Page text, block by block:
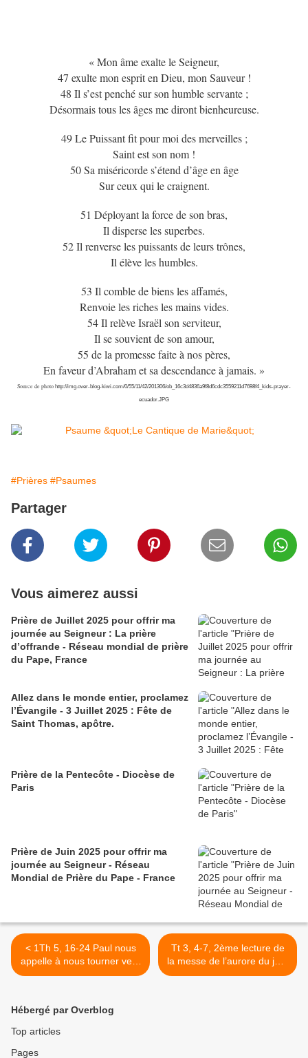
« Mon âme exalte le Seigneur,
47 exulte mon esprit en Dieu, mon Sauveur !
48 Il s’est penché sur son humble servante ;
Désormais tous les âges me diront bienheureuse.
49 Le Puissant fit pour moi des merveilles ;
Saint est son nom !
50 Sa miséricorde s’étend d’âge en âge
Sur ceux qui le craignent.
51 Déployant la force de son bras,
Il disperse les superbes.
52 Il renverse les puissants de leurs trônes,
Il élève les humbles.
53 Il comble de biens les affamés,
Renvoie les riches les mains vides.
54 Il relève Israël son serviteur,
Il se souvient de son amour,
55 de la promesse faite à nos pères,
En faveur d’Abraham et sa descendance à jamais. »
Source de photo http://img.over-blog-kiwi.com/0/55/11/42/201306/ob_16c3d4836a9f8d6cdc3559211d7698f4_kids-prayer-
ecuador.JPG
#Prières #Psaumes
Partager
Vous aimerez aussi
Prière de Juillet 2025 pour offrir ma
journée au Seigneur : La prière
d’offrande - Réseau mondial de prière
du Pape, France
Allez dans le monde entier, proclamez
l’Évangile - 3 Juillet 2025 : Fête de
Saint Thomas, apôtre.
Prière de la Pentecôte - Diocèse de
Paris
Prière de Juin 2025 pour offrir ma
journée au Seigneur - Réseau
Mondial de Prière du Pape - France
< 1Th 5, 16-24 Paul nous
appelle à nous tourner vers
notre enfance ...
Tt 3, 4-7, 2ème lecture de
la messe de l’aurore du jour
de Noël >
Hébergé par Overblog
Top articles
Pages